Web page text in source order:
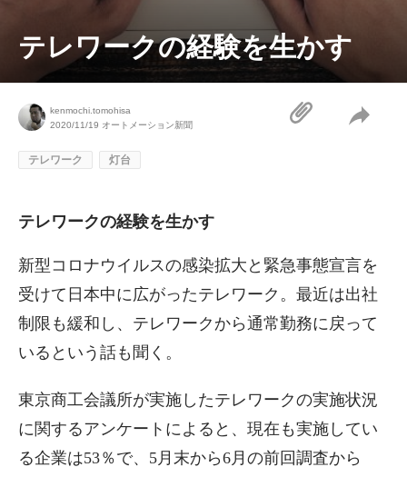
テレワークの経験を生かす
kenmochi.tomohisa
2020/11/19 オートメーション新聞
テレワーク 灯台
テレワークの経験を生かす
新型コロナウイルスの感染拡大と緊急事態宣言を
受けて日本中に広がったテレワーク。最近は出社
制限も緩和し、テレワークから通常勤務に戻って
いるという話も聞く。
東京商工会議所が実施したテレワークの実施状況
に関するアンケートによると、現在も実施してい
る企業は53％で、5月末から6月の前回調査から